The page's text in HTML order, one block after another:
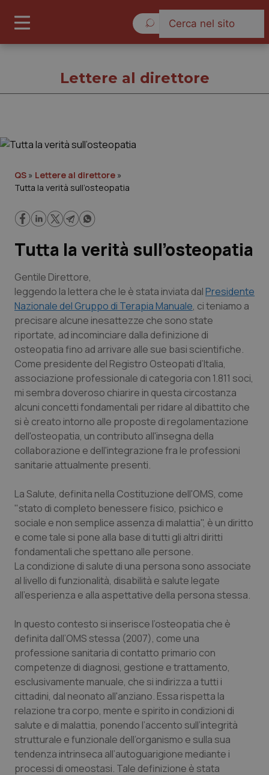
Cronache
Scienza e Farmaci
Studi e Analisi
Lettere al direttore
Edizioni Regionali
QS Pro
Professionisti Sanitari.AI
Basilicata
Calabria
Campania
Friuli Venezia Giulia
Lazio
Liguria
Lombardia
Marche
Artrite & artrosi
Asma & BPCO
Car-T
Dermatite Atopica
Diabete & glucometri
Disturbi dell’umore
Dolore
Donna & Salute
QS Club Newsletter
Lettere al direttore
QS » Lettere al direttore »
Tutta la verità sull’osteopatia
Tutta la verità sull’osteopatia
Gentile Direttore,
leggendo la lettera che le è stata inviata dalPresidente
Nazionale del Gruppo di Terapia Manuale, ci teniamo a
precisare alcune inesattezze che sono state
riportate, ad incominciare dalla definizione di
osteopatia fino ad arrivare alle sue basi scientifiche.
Come presidente del Registro Osteopati d’Italia,
associazione professionale di categoria con 1.811 soci,
mi sembra doveroso chiarire in questa circostanza
alcuni concetti fondamentali per ridare al dibattito che
si è creato intorno alle proposte di regolamentazione
dell'osteopatia, un contributo all'insegna della
collaborazione e dell'integrazione fra le professioni
sanitarie attualmente presenti.
La Salute, definita nella Costituzione dell'OMS, come
"stato di completo benessere fisico, psichico e
sociale e non semplice assenza di malattia", è un diritto
e come tale si pone alla base di tutti gli altri diritti
fondamentali che spettano alle persone.
La condizione di salute di una persona sono associate
al livello di funzionalità, disabilità e salute legate
all’esperienza e alla aspettative della persona stessa.
In questo contesto si inserisce l’osteopatia che è
definita dall’OMS stessa (2007), come una
professione sanitaria di contatto primario con
competenze di diagnosi, gestione e trattamento,
esclusivamente manuale, che si indirizza a tutti i
cittadini, dal neonato all'anziano. Essa rispetta la
relazione tra corpo, mente e spirito in condizioni di
salute e di malattia, ponendo l’accento sull’integrità
strutturale e funzionale dell’organismo e sulla sua
tendenza intrinseca all’autoguarigione mediante i
processi di omeostasi. Tale definizione è stata